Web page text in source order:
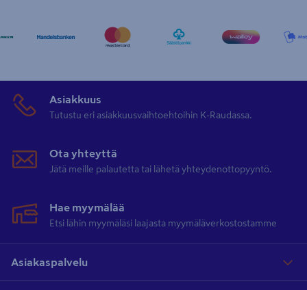
Asiakkuus
Tutustu eri asiakkuusvaihtoehtoihin K-Raudassa.
Ota yhteyttä
Jätä meille palautetta tai lähetä yhteydenottopyyntö.
Hae myymälää
Etsi lähin myymäläsi laajasta myymäläverkostostamme
Asiakaspalvelu